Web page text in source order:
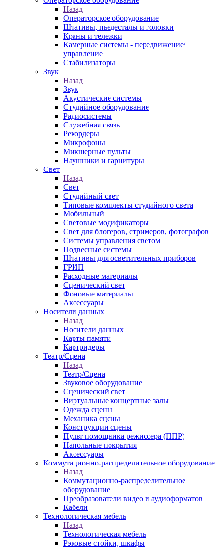
Назад
Операторское оборудование
Штативы, пьедесталы и головки
Краны и тележки
Камерные системы - передвижение/
управление
Стабилизаторы
Звук
Назад
Звук
Акустические системы
Студийное оборудование
Радиосистемы
Служебная связь
Рекордеры
Микрофоны
Микшерные пульты
Наушники и гарнитуры
Свет
Назад
Свет
Студийный свет
Типовые комплекты студийного света
Мобильный
Световые модификаторы
Свет для блогеров, стримеров, фотографов
Системы управления светом
Подвесные системы
Штативы для осветительных приборов
ГРИП
Расходные материалы
Сценический свет
Фоновые материалы
Аксессуары
Носители данных
Назад
Носители данных
Карты памяти
Картридеры
Театр/Сцена
Назад
Театр/Сцена
Звуковое оборудование
Сценический свет
Виртуальные концертные залы
Одежда сцены
Механика сцены
Конструкции сцены
Пульт помощника режиссера (ППР)
Напольные покрытия
Аксессуары
Коммутационно-распределительное оборудование
Назад
Коммутационно-распределительное
оборудование
Преобразователи видео и аудиоформатов
Кабели
Технологическая мебель
Назад
Технологическая мебель
Рэковые стойки, шкафы